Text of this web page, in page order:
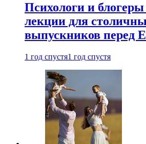
Психологи и блогеры
лекции для
выпускников перед
1 год спустя1 год спустя